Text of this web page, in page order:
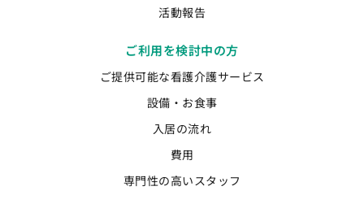
活動報告
ご利用を検討中の方
ご提供可能な看護介護サービス
設備・お食事
入居の流れ
費用
専門性の高いスタッフ